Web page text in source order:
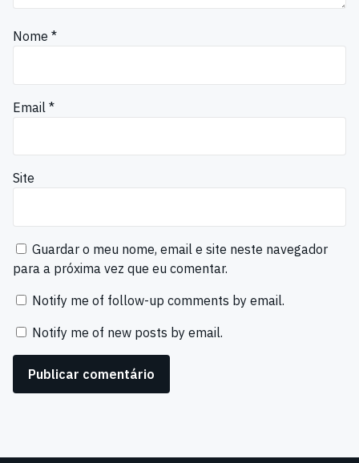
Nome *
Email *
Site
Guardar o meu nome, email e site neste navegador
para a próxima vez que eu comentar.
Notify me of follow-up comments by email.
Notify me of new posts by email.